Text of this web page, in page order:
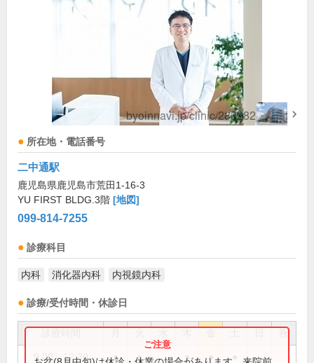
所在地・電話番号
二中通駅
鹿児島県鹿児島市荒田1-16-3
YU FIRST BLDG.3階 [地図]
099-814-7255
診療科目
内科 消化器内科 内視鏡内科
診療/受付時間・休診日
祝
9:00～12:30 ● ● ● ●